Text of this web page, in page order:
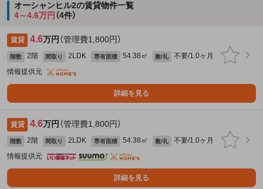
オーシャンヒル2の賃貸物件一覧
4～4.6万円 （4件）
賃貸 4.6万円 （管理費1,800円）
階数 2階 間取り 2LDK 専有面積 54.38㎡ 敷/礼
不要/1.0ヶ月
情報提供元
詳細を見る
賃貸 4.6万円 （管理費1,800円）
階数 2階 間取り 2LDK 専有面積 54.38㎡ 敷/礼
不要/1.0ヶ月
情報提供元
詳細を見る